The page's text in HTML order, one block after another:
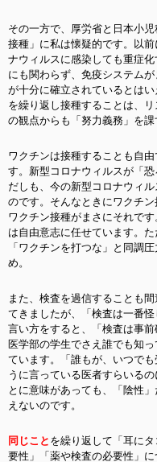
その一方で、厚労省と日本小
接種」に私は懐疑的です。以
ナウィルスに感染しても重症
にも関わらず、免疫システム
が十分に確立されているとは
を繰り返し接種することは、
の観点からも「努力義務」を課
ワクチンは接種することも自
す。新型コロナウィルスが「
だしも、今の新型コロナウィ
のです。そんなときにワクチ
ワクチン接種がまさにそれで
は自由意志に任せています。
「ワクチンを打つな」と同調
め。
また、検査を過信することも
てきましたが、「検査は一番
言い方をすると、「検査は事
医学部の学生でさえ誰でも知
ています。「誰もが、いつで
うに言っている医者すらいる
とに意味があっても、「陰性
えないのです。
同じこと を繰り返して「耳に
要性」「薬や検査の必要性」